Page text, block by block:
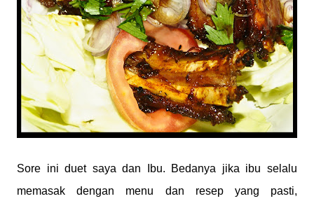
Sore ini duet saya dan Ibu. Bedanya jika ibu selalu
memasak dengan menu dan resep yang pasti,